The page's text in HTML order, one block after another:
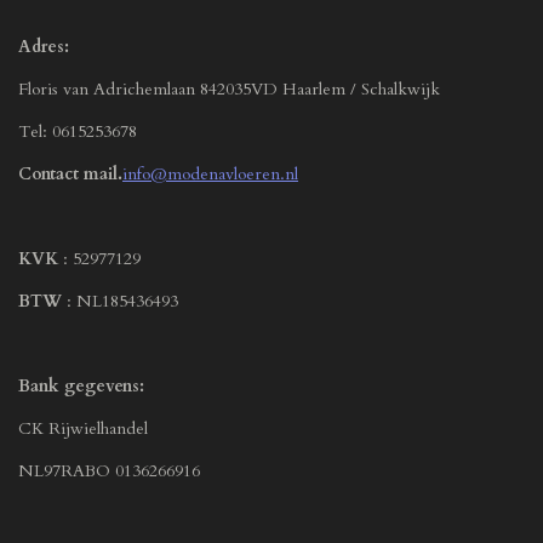
Adres:
Floris van Adrichemlaan 842035VD Haarlem / Schalkwijk
Tel: 0615253678
Contact mail.info@modenavloeren.nl
KVK : 52977129
BTW : NL185436493
Bank gegevens:
CK Rijwielhandel
NL97RABO 0136266916